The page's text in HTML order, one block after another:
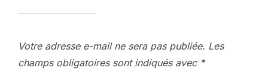
Votre adresse e-mail ne sera pas publiée. Les
champs obligatoires sont indiqués avec *